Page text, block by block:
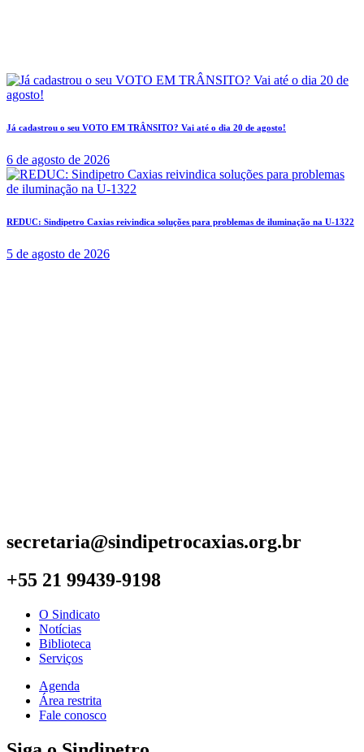
Já cadastrou o seu VOTO EM TRÂNSITO? Vai até o dia 20 de agosto!
6 de agosto de 2026
REDUC: Sindipetro Caxias reivindica soluções para problemas de iluminação na U-1322
5 de agosto de 2026
secretaria@sindipetrocaxias.org.br
+55 21 99439-9198
O Sindicato
Notícias
Biblioteca
Serviços
Agenda
Área restrita
Fale conosco